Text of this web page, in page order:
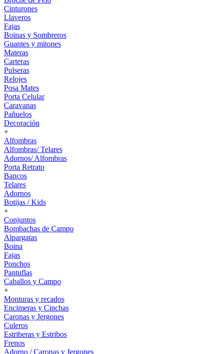
Cinturones
Llaveros
Fajas
Boinas y Sombreros
Guantes y mitones
Materas
Carteras
Pulseras
Relojes
Posa Mates
Porta Celular
Caravanas
Pañuelos
Decoración
+
Alfombras
Alfombras/ Telares
Adornos/ Alfombras
Porta Retrato
Bancos
Telares
Adornos
Botijas / Kids
+
Conjuntos
Bombachas de Campo
Alpargatas
Boina
Fajas
Ponchos
Pantuflas
Caballos y Campo
+
Monturas y recados
Encimeras y Cinchas
Caronas y Jergones
Culeros
Estriberas y Estribos
Frenos
Adorno / Caronas y Jergones